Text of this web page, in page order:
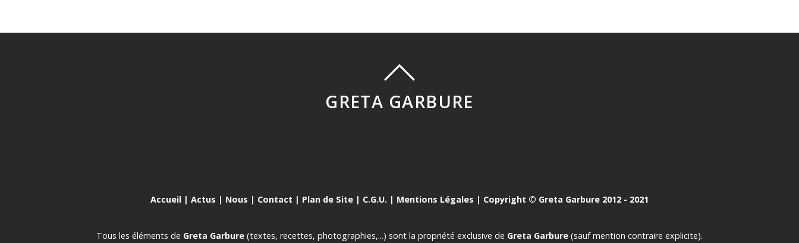
GRETA GARBURE
Accueil | Actus | Nous | Contact | Plan de Site | C.G.U. | Mentions Légales | Copyright © Greta Garbure 2012 - 2021
Tous les éléments de Greta Garbure (textes, recettes, photographies,...) sont la propriété exclusive de Greta Garbure (sauf mention contraire explicite).